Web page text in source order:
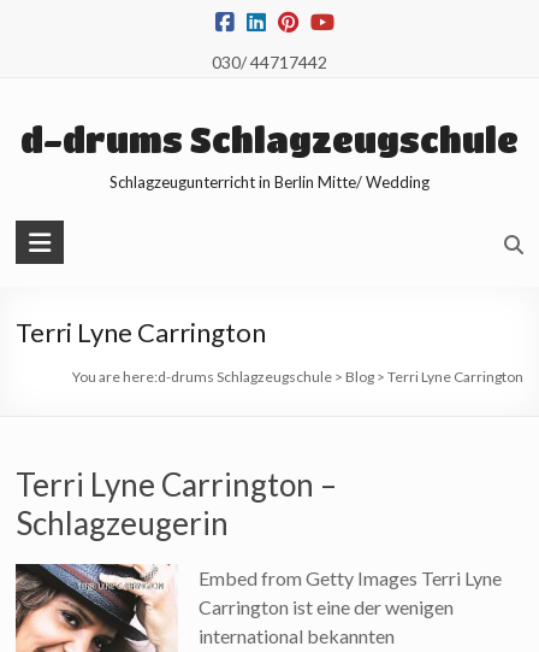
030/ 44717442
d-drums Schlagzeugschule
Schlagzeugunterricht in Berlin Mitte/ Wedding
Terri Lyne Carrington
You are here:d-drums Schlagzeugschule> Blog> Terri Lyne Carrington
Terri Lyne Carrington –
Schlagzeugerin
Embed from Getty Images Terri Lyne
Carrington ist eine der wenigen
international bekannten